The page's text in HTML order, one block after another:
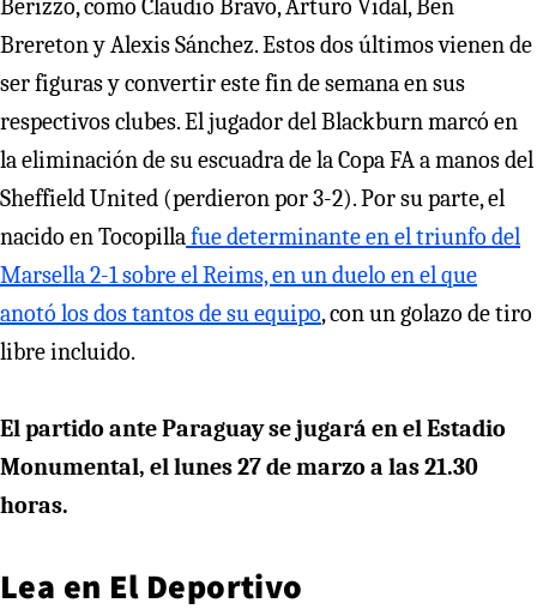
Berizzo, como Claudio Bravo, Arturo Vidal, Ben
Brereton y Alexis Sánchez. Estos dos últimos vienen de
ser figuras y convertir este fin de semana en sus
respectivos clubes. El jugador del Blackburn marcó en
la eliminación de su escuadra de la Copa FA a manos del
Sheffield United (perdieron por 3-2). Por su parte, el
nacido en Tocopilla fue determinante en el triunfo del
Marsella 2-1 sobre el Reims, en un duelo en el que
anotó los dos tantos de su equipo, con un golazo de tiro
libre incluido.
El partido ante Paraguay se jugará en el Estadio
Monumental, el lunes 27 de marzo a las 21.30
horas.
Lea en El Deportivo